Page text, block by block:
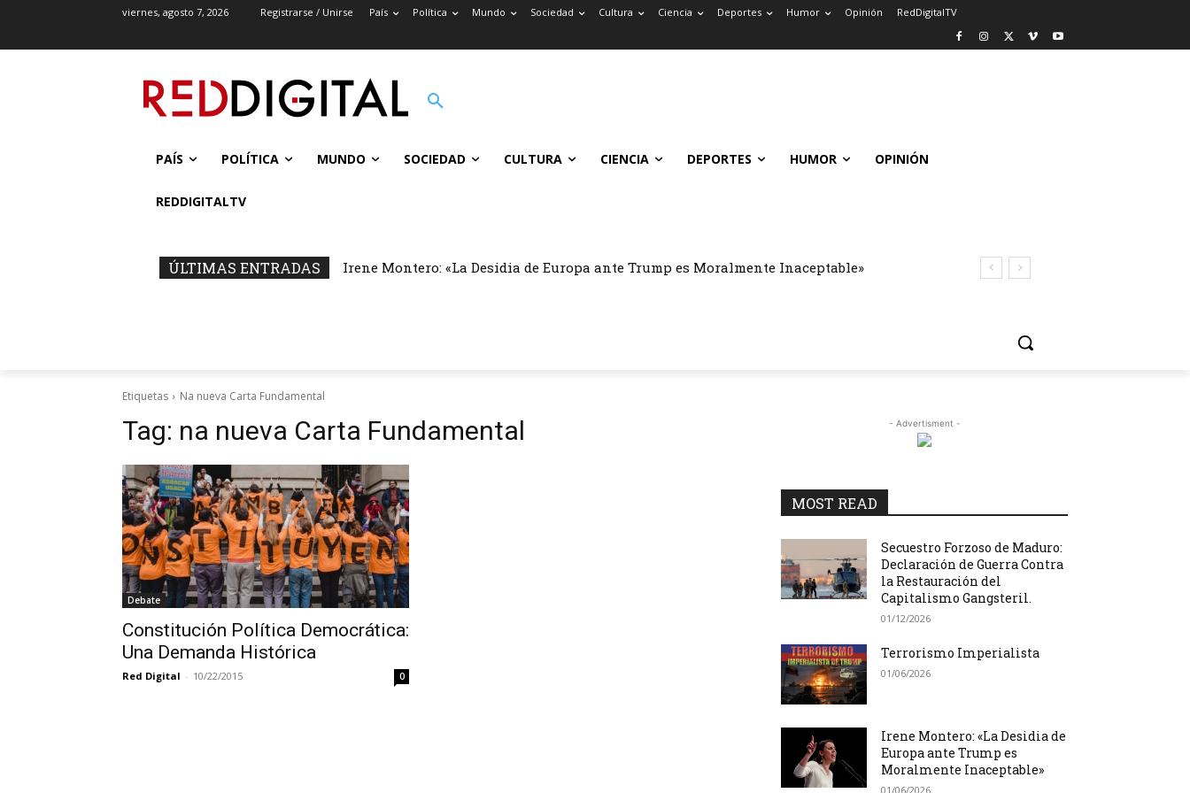
viernes, agosto 7, 2026 Registrarse / Unirse País Política Mundo Sociedad Cultura Ciencia Deportes Humor Opinión RedDigitalTV
PAÍS POLÍTICA MUNDO SOCIEDAD CULTURA CIENCIA DEPORTES HUMOR OPINIÓN
REDDIGITALTV
ÚLTIMAS ENTRADAS Irene Montero: «La Desidia de Europa ante Trump es Moralmente Inaceptable»
Etiquetas Na nueva Carta Fundamental
Tag: na nueva Carta Fundamental
Debate
Constitución Política Democrática:
Una Demanda Histórica
Red Digital - 10/22/2015 0
- Advertisment -
MOST READ
Secuestro Forzoso de Maduro:
Declaración de Guerra Contra
la Restauración del
Capitalismo Gangsteril.
01/12/2026
Terrorismo Imperialista
01/06/2026
Irene Montero: «La Desidia de
Europa ante Trump es
Moralmente Inaceptable»
01/06/2026